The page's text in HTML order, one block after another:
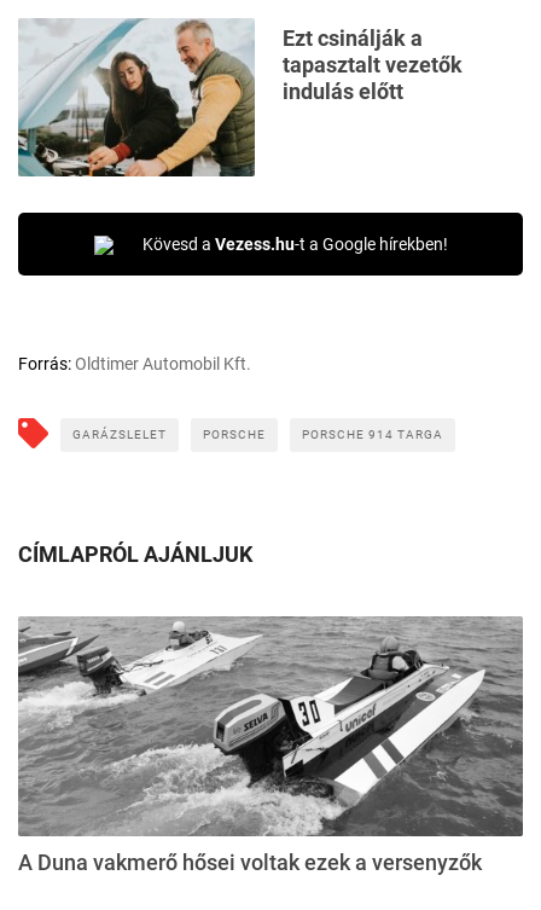
Ezt csinálják a
tapasztalt vezetők
indulás előtt
Kövesd a Vezess.hu-t a Google hírekben!
Forrás:Oldtimer Automobil Kft.
GARÁZSLELET PORSCHE PORSCHE 914 TARGA
CÍMLAPRÓL AJÁNLJUK
A Duna vakmerő hősei voltak ezek a versenyzők